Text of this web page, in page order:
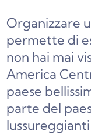
Organizzare
permette di
non hai mai
America
paese
parte del